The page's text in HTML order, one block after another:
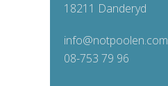
18211 Danderyd
info@notpoolen.com
08-753 79 96